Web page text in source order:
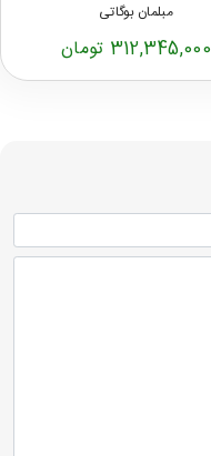
مبلمان بوگاتی
312,345,000 تومان